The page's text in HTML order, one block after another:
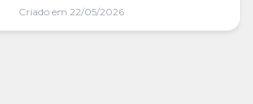
Criado em 22/05/2026